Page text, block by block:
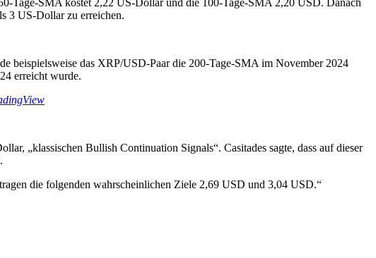
3 US-Dollar zu erreichen.
beispielsweise das XRP/USD-Paar die 200-Tage-SMA im November 2024
erreicht wurde.
„klassischen Bullish Continuation Signals“. Casitades sagte, dass auf dieser
die folgenden wahrscheinlichen Ziele 2,69 USD und 3,04 USD.“